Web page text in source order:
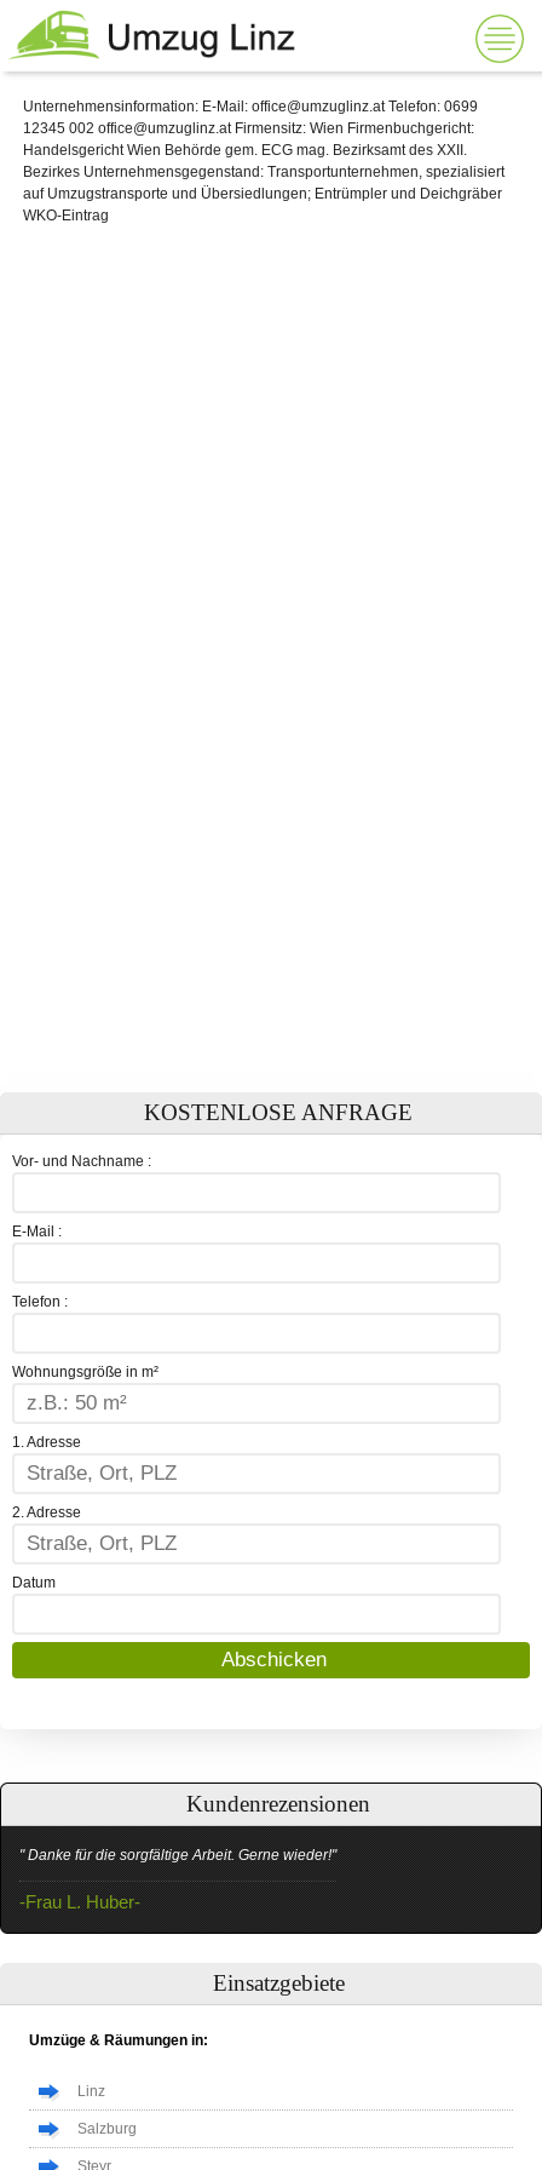
Unternehmensinformation: E-Mail: office@umzuglinz.at Telefon: 0699
12345 002 office@umzuglinz.at Firmensitz: Wien Firmenbuchgericht:
Handelsgericht Wien Behörde gem. ECG mag. Bezirksamt des XXII.
Bezirkes Unternehmensgegenstand: Transportunternehmen, spezialisiert
auf Umzugstransporte und Übersiedlungen; Entrümpler und Deichgräber
WKO-Eintrag
KOSTENLOSE ANFRAGE
Vor- und Nachname :
E-Mail :
Telefon :
Wohnungsgröße in m²
1. Adresse
2. Adresse
Datum
Kundenrezensionen
" Danke für die sorgfältige Arbeit. Gerne wieder!"
-Frau L. Huber-
Einsatzgebiete
Umzüge & Räumungen in:
Linz
Salzburg
Steyr